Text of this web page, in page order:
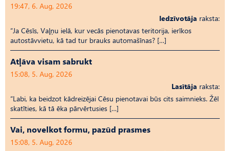
19:47, 6. Aug, 2026
Iedzīvotāja raksta:
“Ja Cēsīs, Vaļņu ielā, kur vecās pienotavas teritorija, ierīkos
autostāvvietu, kā tad tur brauks automašīnas? […]
Atļāva visam sabrukt
15:08, 5. Aug, 2026
Lasītāja raksta:
“Labi, ka beidzot kādreizējai Cēsu pienotavai būs cits saimnieks. Žēl
skatīties, kā tā ēka pārvērtusies […]
Vai, novelkot formu, pazūd prasmes
15:08, 5. Aug, 2026